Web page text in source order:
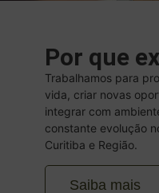
Por que
Trabalhamos para
vida, criar novas
integrar com
constante evolução
Curitiba e Região.
Saiba mais